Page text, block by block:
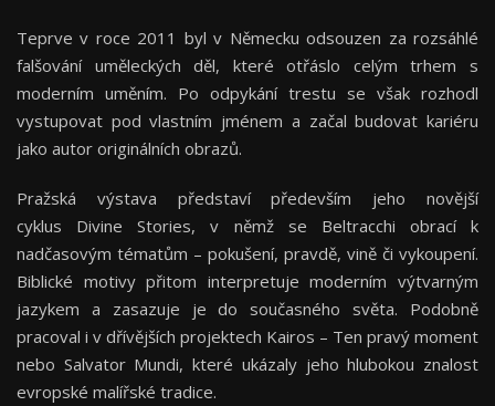
Teprve v roce 2011 byl v Německu odsouzen za rozsáhlé
falšování uměleckých děl, které otřáslo celým trhem s
moderním uměním. Po odpykání trestu se však rozhodl
vystupovat pod vlastním jménem a začal budovat kariéru
jako autor originálních obrazů.
Pražská výstava představí především jeho novější
cyklus Divine Stories, v němž se Beltracchi obrací k
nadčasovým tématům – pokušení, pravdě, vině či vykoupení.
Biblické motivy přitom interpretuje moderním výtvarným
jazykem a zasazuje je do současného světa. Podobně
pracoval i v dřívějších projektech Kairos – Ten pravý moment
nebo Salvator Mundi, které ukázaly jeho hlubokou znalost
evropské malířské tradice.